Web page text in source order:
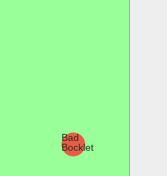
Bad
Bocklet